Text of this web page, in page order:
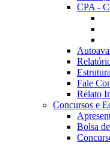
CPA -
Fale
Relato
Concursos e
Bolsa